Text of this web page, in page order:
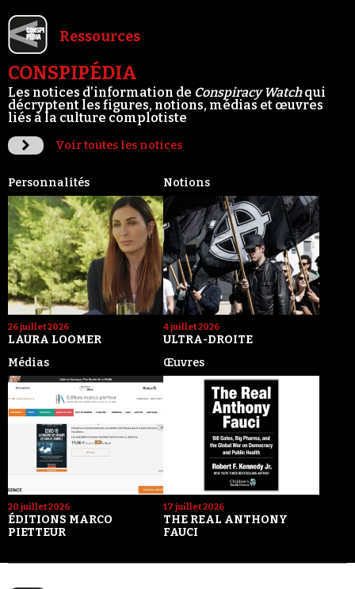
Ressources
CONSPIPÉDIA
Les notices d’information de Conspiracy Watchqui
décryptent les figures, notions, médias et œuvres
liés à la culture complotiste
Voir toutes les notices
Personnalités
26 juillet 2026
LAURA LOOMER
Notions
4 juillet 2026
ULTRA-DROITE
Médias
20 juillet 2026
ÉDITIONS MARCO
PIETTEUR
Œuvres
17 juillet 2026
THE REAL ANTHONY
FAUCI